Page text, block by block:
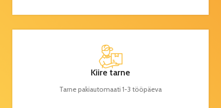
Kiire tarne
Tarne pakiautomaati 1-3 tööpäeva